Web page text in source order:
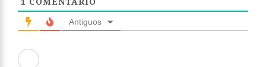
Antiguos